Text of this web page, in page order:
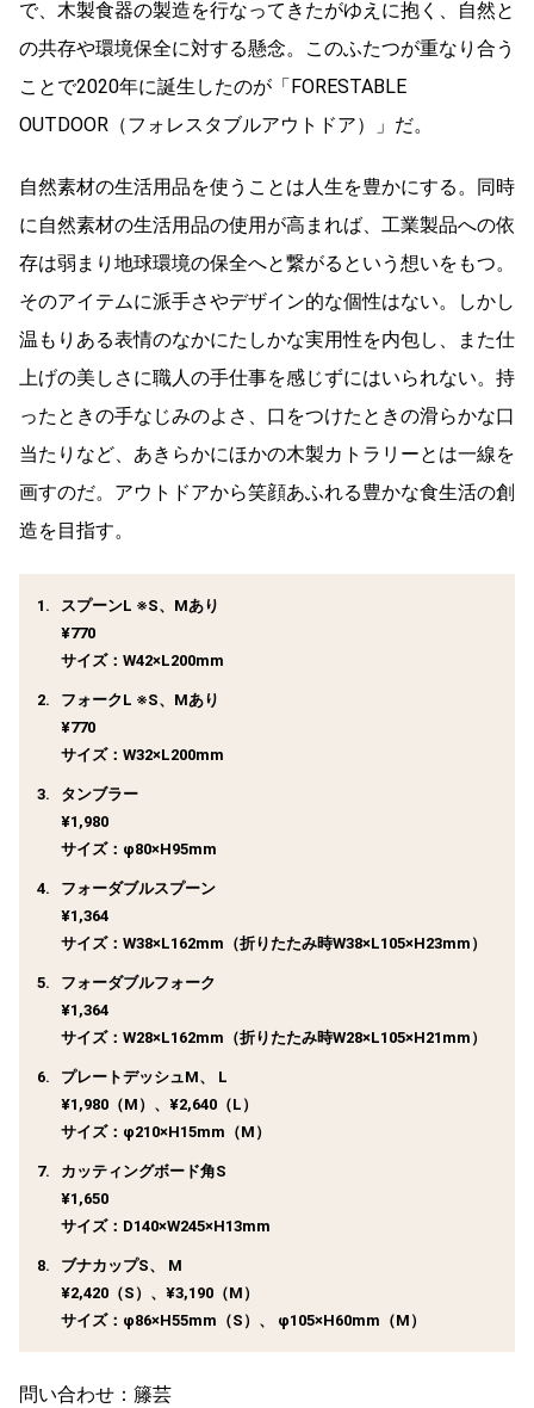
で、木製食器の製造を行なってきたがゆえに抱く、自然と
の共存や環境保全に対する懸念。このふたつが重なり合う
ことで2020年に誕生したのが「FORESTABLE
OUTDOOR（フォレスタブルアウトドア）」だ。
自然素材の生活用品を使うことは人生を豊かにする。同時
に自然素材の生活用品の使用が高まれば、工業製品への依
存は弱まり地球環境の保全へと繋がるという想いをもつ。
そのアイテムに派手さやデザイン的な個性はない。しかし
温もりある表情のなかにたしかな実用性を内包し、また仕
上げの美しさに職人の手仕事を感じずにはいられない。持
ったときの手なじみのよさ、口をつけたときの滑らかな口
当たりなど、あきらかにほかの木製カトラリーとは一線を
画すのだ。アウトドアから笑顔あふれる豊かな食生活の創
造を目指す。
スプーンL ※S、Mあり
¥770
サイズ：W42×L200mm
フォークL ※S、Mあり
¥770
サイズ：W32×L200mm
タンブラー
¥1,980
サイズ：φ80×H95mm
フォーダブルスプーン
¥1,364
サイズ：W38×L162mm（折りたたみ時W38×L105×H23mm）
フォーダブルフォーク
¥1,364
サイズ：W28×L162mm（折りたたみ時W28×L105×H21mm）
プレートデッシュM、 L
¥1,980（M）、¥2,640（L）
サイズ：φ210×H15mm（M）
カッティングボード角S
¥1,650
サイズ：D140×W245×H13mm
ブナカップS、 M
¥2,420（S）、¥3,190（M）
サイズ：φ86×H55mm（S）、 φ105×H60mm（M）
問い合わせ：籐芸